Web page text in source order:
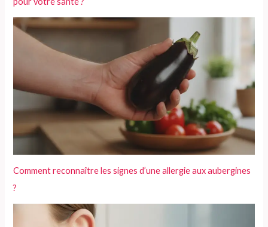
Comment reconnaître les signes d’une allergie aux aubergines
?